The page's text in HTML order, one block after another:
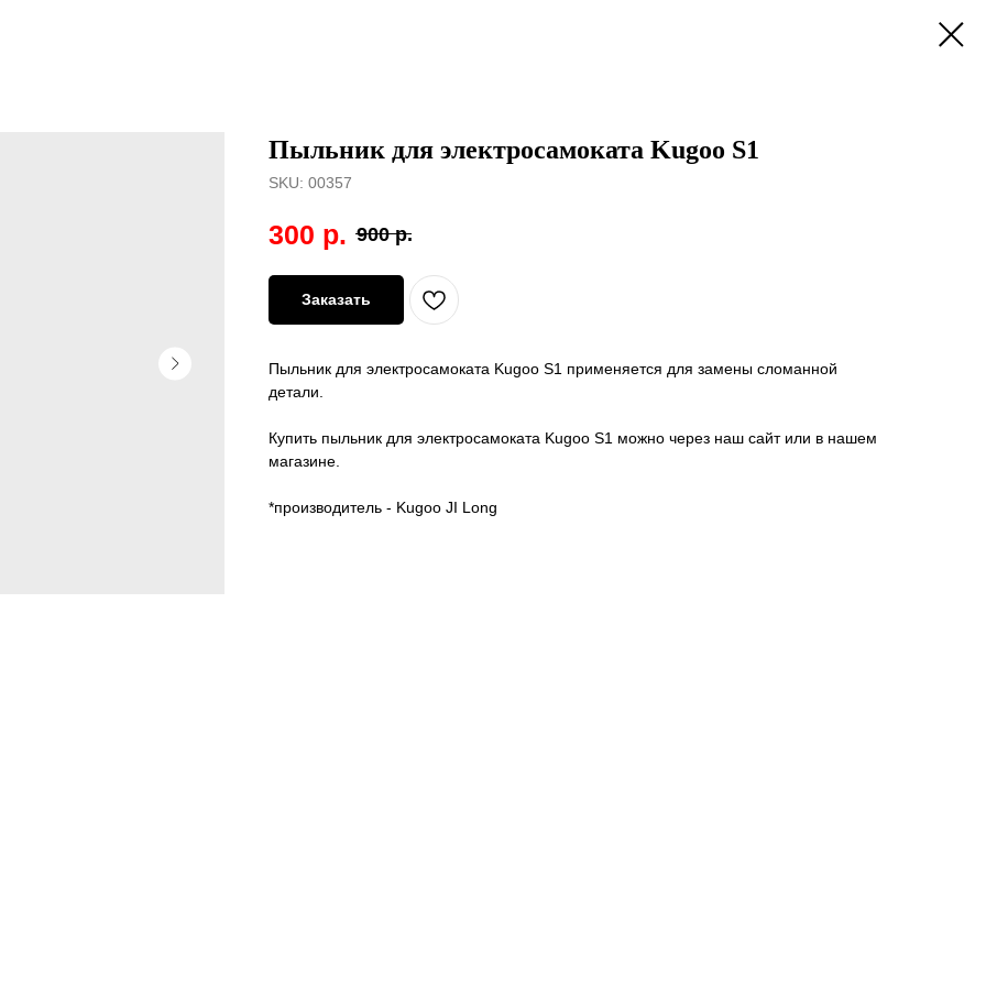
Пыльник для электросамоката Kugoo S1
SKU: 00357
300 р. 900 р.
Заказать
Пыльник для электросамоката Kugoo S1 применяется для замены сломанной
детали.
Купить пыльник для электросамоката Kugoo S1 можно через наш сайт или в нашем
магазине.
*производитель - Kugoo JI Long